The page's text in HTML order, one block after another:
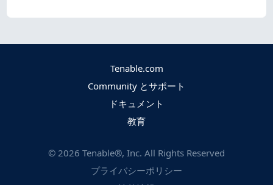
Tenable.com
Community とサポート
ドキュメント
教育
© 2026 Tenable®, Inc. All Rights Reserved
プライバシーポリシー